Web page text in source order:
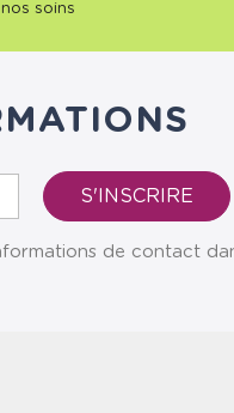
soins
de contact